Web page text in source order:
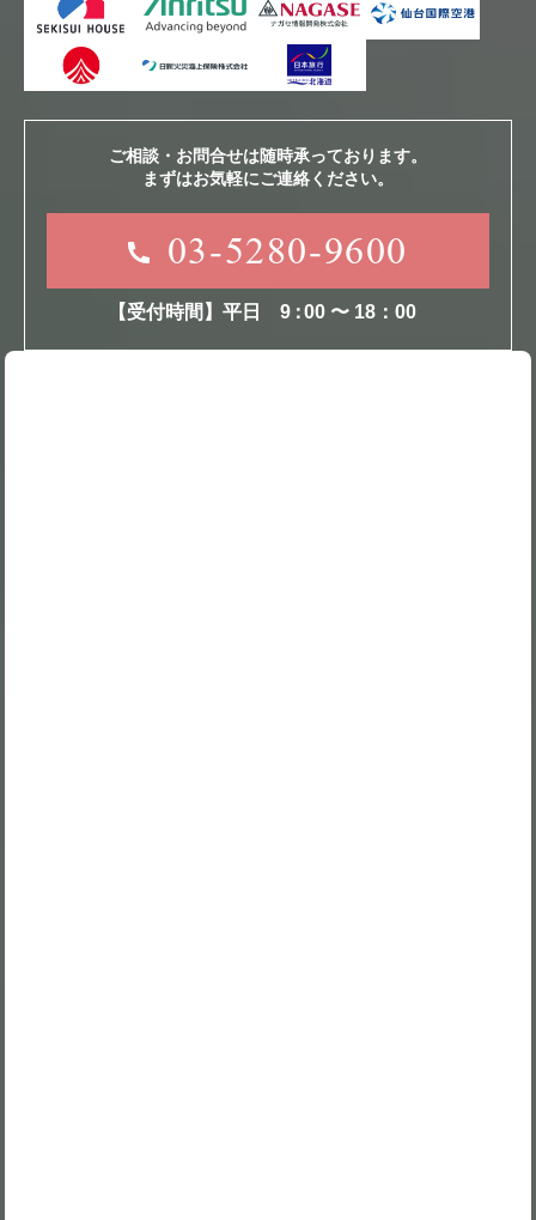
ご相談・お問合せは随時承っております。
まずはお気軽にご連絡ください。
03-5280-9600
【受付時間】平日9：00 〜 18：00